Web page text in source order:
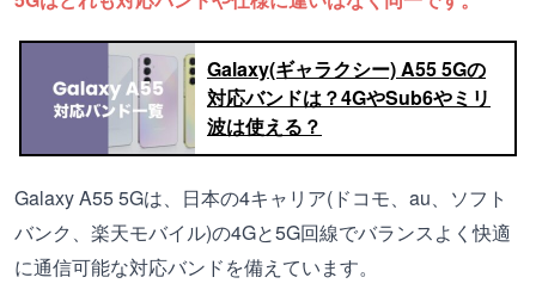
Galaxy(ギャラクシー) A55 5Gの
対応バンドは？4GやSub6やミリ
波は使える？
Galaxy A55 5Gは、日本の4キャリア(ドコモ、au、ソフト
バンク、楽天モバイル)の4Gと5G回線でバランスよく快適
に通信可能な対応バンドを備えています。